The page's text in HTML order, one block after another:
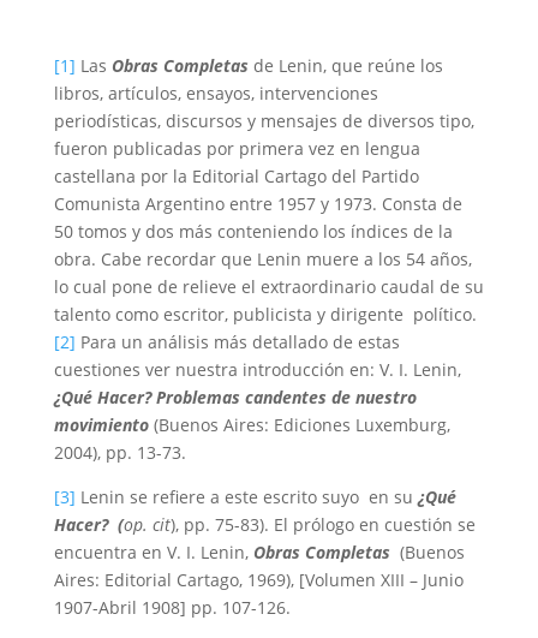
[1] Las Obras Completas de Lenin, que reúne los
libros, artículos, ensayos, intervenciones
periodísticas, discursos y mensajes de diversos tipo,
fueron publicadas por primera vez en lengua
castellana por la Editorial Cartago del Partido
Comunista Argentino entre 1957 y 1973. Consta de
50 tomos y dos más conteniendo los índices de la
obra. Cabe recordar que Lenin muere a los 54 años,
lo cual pone de relieve el extraordinario caudal de su
talento como escritor, publicista y dirigente político.
[2] Para un análisis más detallado de estas
cuestiones ver nuestra introducción en: V. I. Lenin,
¿Qué Hacer? Problemas candentes de nuestro
movimiento(Buenos Aires: Ediciones Luxemburg,
2004), pp. 13-73.
[3] Lenin se refiere a este escrito suyo en su ¿Qué
Hacer? (op. cit), pp. 75-83). El prólogo en cuestión se
encuentra en V. I. Lenin, Obras Completas (Buenos
Aires: Editorial Cartago, 1969), [Volumen XIII – Junio
1907-Abril 1908] pp. 107-126.